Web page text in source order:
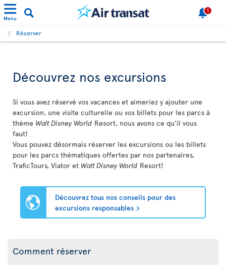
Menu
1
Réserver
Découvrez nos excursions
Si vous avez réservé vos vacances et aimeriez y ajouter une
excursion, une visite culturelle ou vos billets pour les parcs à
thème Walt Disney World Resort, nous avons ce qu'il vous
faut!
Vous pouvez désormais réserver les excursions ou les billets
pour les parcs thématiques offertes par nos partenaires,
TraficTours, Viator et Walt Disney World Resort!
Découvrez tous nos conseils pour des
excursions responsables
Comment réserver